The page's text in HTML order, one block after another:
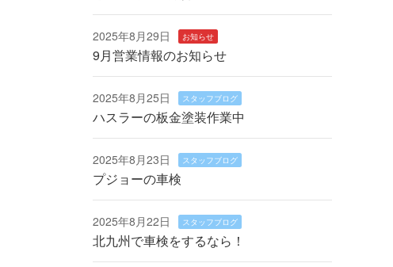
2025年8月29日 お知らせ
9月営業情報のお知らせ
2025年8月25日 スタッフブログ
ハスラーの板金塗装作業中
2025年8月23日 スタッフブログ
プジョーの車検
2025年8月22日 スタッフブログ
北九州で車検をするなら！